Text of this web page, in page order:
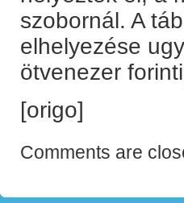
szobornál. A
elhelyezése
ötvenezer
[origo]
Comments are